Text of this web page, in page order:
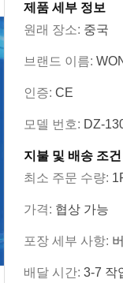
제품 세부 정보
원래 장소: 중국
브랜드 이름:
인증: CE
모델 번호: DZ-
지불 및 배송 조건
최소 주문 수량:
가격: 협상 가능
포장 세부 사항:
배달 시간: 3-7 작